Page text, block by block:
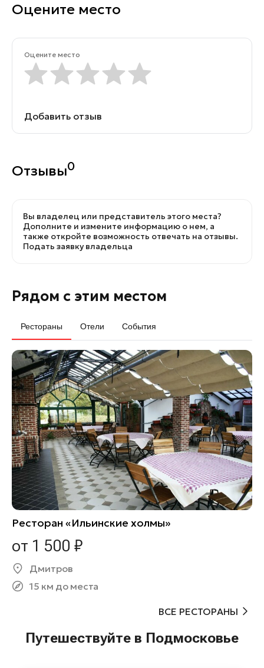
Оцените место
Оцените место
Добавить отзыв
Отзывы0
Вы владелец или представитель этого места?
Дополните и измените информацию о нем, а
также откройте возможность отвечать на отзывы.
Подать заявку владельца
Рядом с этим местом
Рестораны Отели События
Ресторан «Ильинские холмы»
от 1 500 ₽
Дмитров
15 км до места
ВСЕ РЕСТОРАНЫ
Путешествуйте в Подмосковье